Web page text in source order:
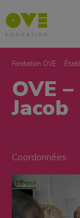
Fondation OVE
OVE
Jacob
Coordonnées